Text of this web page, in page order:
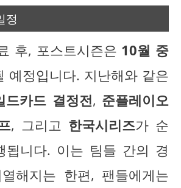
정
후, 포스트시즌은 10월 중
예정입니다. 지난해와 같은
드카드 결정전, 준플레이오
, 그리고 한국시리즈가 순
됩니다. 이는 팀들 간의 경
해지는 한편, 팬들에게는